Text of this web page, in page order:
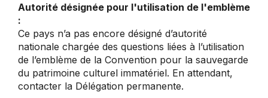
Autorité désignée pour l'utilisation de l'emblème
:
Ce pays n’a pas encore désigné d’autorité
nationale chargée des questions liées à l’utilisation
de l’emblème de la Convention pour la sauvegarde
du patrimoine culturel immatériel. En attendant,
contacter la Délégation permanente.